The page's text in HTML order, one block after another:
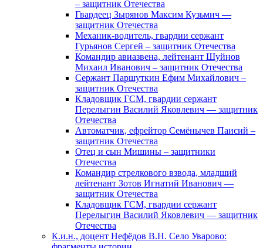
– защитник Отечества
Гвардеец Зырянов Максим Кузьмич —
защитник Отечества
Механик-водитель, гвардии сержант
Гурьянов Сергей – защитник Отечества
Командир авиазвена, лейтенант Шуйнов
Михаил Иванович – защитник Отечества
Сержант Паршуткин Ефим Михайлович –
защитник Отечества
Кладовщик ГСМ, гвардии сержант
Перелыгин Василий Яковлевич — защитник
Отечества
Автоматчик, ефрейтор Семёнычев Паисий –
защитник Отечества
Отец и сын Мишины – защитники
Отечества
Командир стрелкового взвода, младший
лейтенант Зотов Игнатий Иванович —
защитник Отечества
Кладовщик ГСМ, гвардии сержант
Перелыгин Василий Яковлевич — защитник
Отечества
К.и.н., доцент Нефёдов В.Н. Село Уварово: